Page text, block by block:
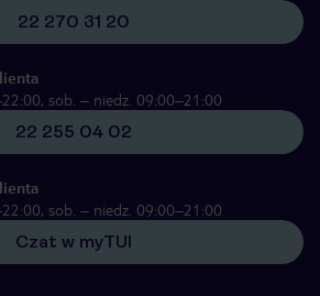
22 270 31 20
sob. – niedz. 09:00–21:00
22 255 04 02
sob. – niedz. 09:00–21:00
Czat w myTUI